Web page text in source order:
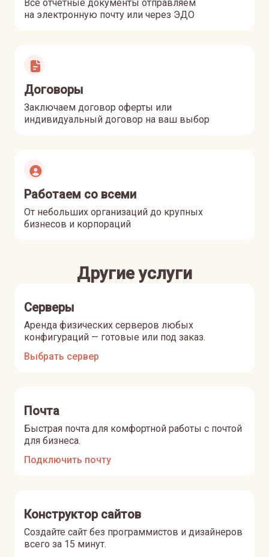
Все отчётные документы отправляем
на электронную почту или через ЭДО
Договоры
Заключаем договор оферты или
индивидуальный договор на ваш выбор
Работаем со всеми
От небольших организаций до крупных
бизнесов и корпораций
Другие услуги
Серверы
Аренда физических серверов любых
конфигураций — готовые или под заказ.
Выбрать сервер
Почта
Быстрая почта для комфортной работы с почтой
для бизнеса.
Подключить почту
Конструктор сайтов
Создайте сайт без программистов и дизайнеров
всего за 15 минут.